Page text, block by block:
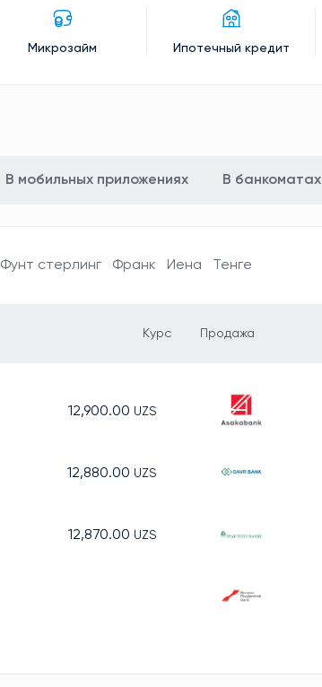
Микрозайм Ипотечный кредит
В мобильных приложениях В банкоматах
Фунт стерлинг Франк Иена Тенге
Курс
12,900.00 UZS
12,880.00 UZS
12,870.00 UZS
Продажа